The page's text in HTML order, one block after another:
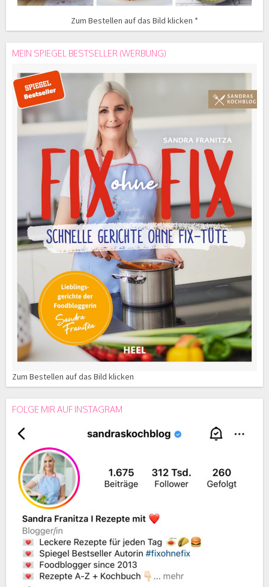
Zum Bestellen auf das Bild klicken *
MEIN SPIEGEL BESTSELLER (WERBUNG)
Zum Bestellen auf das Bild klicken
FOLGE MIR AUF INSTAGRAM